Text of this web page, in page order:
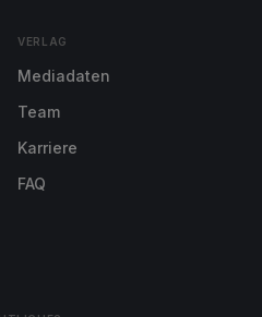
VERLAG
Mediadaten
Team
Karriere
FAQ